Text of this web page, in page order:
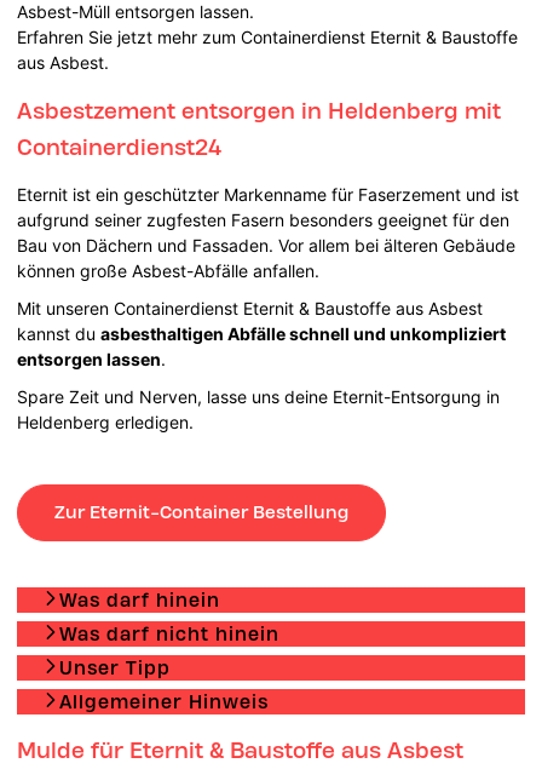
Asbest-Müll entsorgen lassen.
Erfahren Sie jetzt mehr zum Containerdienst Eternit & Baustoffe
aus Asbest.
Asbestzement entsorgen in Heldenberg mit
Containerdienst24
Eternit ist ein geschützter Markenname für Faserzement und ist
aufgrund seiner zugfesten Fasern besonders geeignet für den
Bau von Dächern und Fassaden. Vor allem bei älteren Gebäude
können große Asbest-Abfälle anfallen.
Mit unseren Containerdienst Eternit & Baustoffe aus Asbest
kannst duasbesthaltigen Abfälle schnell und unkompliziert
entsorgen lassen.
Spare Zeit und Nerven, lasse uns deine Eternit-Entsorgung in
Heldenberg erledigen.
Zur Eternit-Container Bestellung
Was darf hinein
Was darf nicht hinein
Unser Tipp
Allgemeiner Hinweis
Mulde für Eternit & Baustoffe aus Asbest